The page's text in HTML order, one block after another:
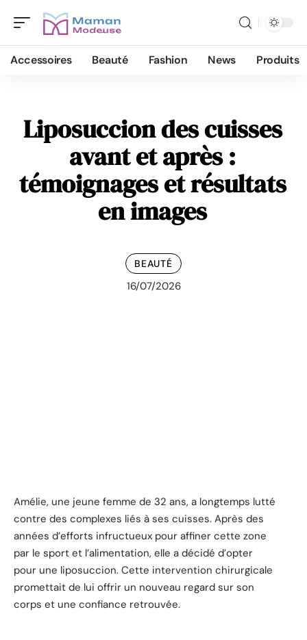
Accessoires Beauté Fashion News Produits
Liposuccion des cuisses
avant et après :
témoignages et résultats
en images
BEAUTÉ
16/07/2026
Amélie, une jeune femme de 32 ans, a longtemps lutté
contre des complexes liés à ses cuisses. Après des
années d’efforts infructueux pour affiner cette zone
par le sport et l’alimentation, elle a décidé d’opter
pour une liposuccion. Cette intervention chirurgicale
promettait de lui offrir un nouveau regard sur son
corps et une confiance retrouvée.